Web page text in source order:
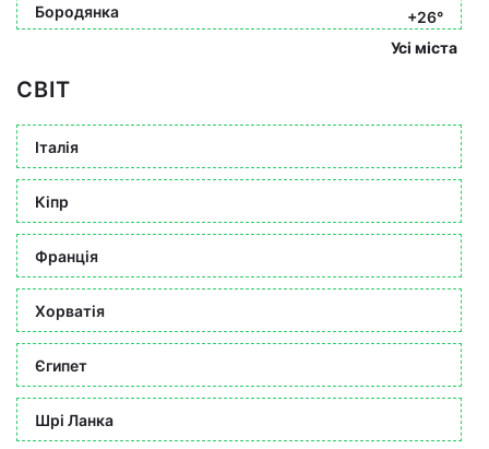
Бородянка
+26°
Усі міста
СВІТ
Італія
Кіпр
Франція
Хорватія
Єгипет
Шрі Ланка